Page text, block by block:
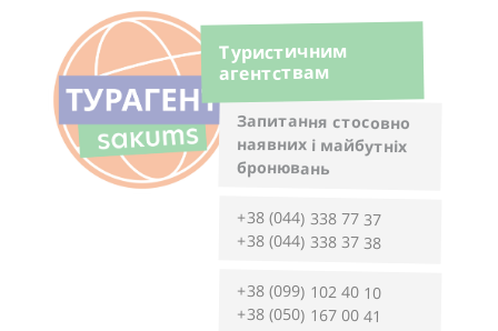
Туристичним
агентствам
Запитання стосовно
наявних і майбутніх
бронювань
+38 (044) 338 77 37
+38 (044) 338 37 38
+38 (099) 102 40 10
+38 (050) 167 00 41